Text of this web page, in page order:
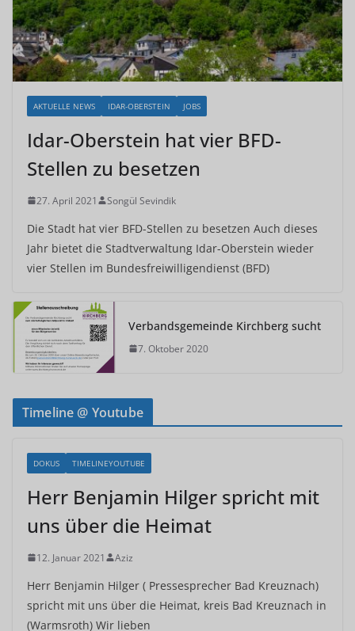
AKTUELLE NEWS IDAR-OBERSTEIN JOBS
Idar-Oberstein hat vier BFD-
Stellen zu besetzen
27. April 2021 Songül Sevindik
Die Stadt hat vier BFD-Stellen zu besetzen Auch dieses
Jahr bietet die Stadtverwaltung Idar-Oberstein wieder
vier Stellen im Bundesfreiwilligendienst (BFD)
Verbandsgemeinde Kirchberg sucht
7. Oktober 2020
Timeline @ Youtube
DOKUS TIMELINEYOUTUBE
Herr Benjamin Hilger spricht mit
uns über die Heimat
12. Januar 2021 Aziz
Herr Benjamin Hilger ( Pressesprecher Bad Kreuznach)
spricht mit uns über die Heimat, kreis Bad Kreuznach in
(Warmsroth) Wir lieben